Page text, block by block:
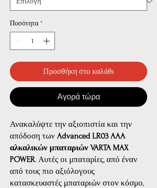
Ποσότητα *
Προσθήκη στο καλάθι
Αγορά τώρα
Ανακαλύψτε την αξιοπιστία και την
απόδοση των Advanced LR03 AAA
αλκαλικών μπαταριών VARTA MAX
POWER. Αυτές οι μπαταρίες, από έναν
από τους πιο αξιόλογους
κατασκευαστές μπαταριών στον κόσμο,